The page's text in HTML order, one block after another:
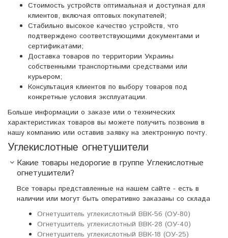
Стоимость устройств оптимальная и доступная для
клиентов, включая оптовых покупателей;
Стабильно высокое качество устройств, что
подтверждено соответствующими документами и
сертификатами;
Доставка товаров по территории Украины
собственными транспортными средствами или
курьером;
Консультация клиентов по выбору товаров под
конкретные условия эксплуатации.
Больше информации о заказе или о технических
характеристиках товаров вы можете получить позвонив в
нашу компанию или оставив заявку на электронную почту.
Углекислотные огнетушители
Какие товары недорогие в группе Углекислотные
огнетушители?
Все товары представленные на нашем сайте - есть в
наличии или могут быть оперативно заказаны со склада
Огнетушитель углекислотный ВВК-56 (ОУ-80)
Огнетушитель углекислотный ВВК-28 (ОУ-40)
Огнетушитель углекислотный ВВК-18 (ОУ-25)